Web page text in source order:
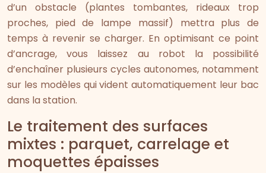
d’un obstacle (plantes tombantes, rideaux trop
proches, pied de lampe massif) mettra plus de
temps à revenir se charger. En optimisant ce point
d’ancrage, vous laissez au robot la possibilité
d’enchaîner plusieurs cycles autonomes, notamment
sur les modèles qui vident automatiquement leur bac
dans la station.
Le traitement des surfaces
mixtes : parquet, carrelage et
moquettes épaisses